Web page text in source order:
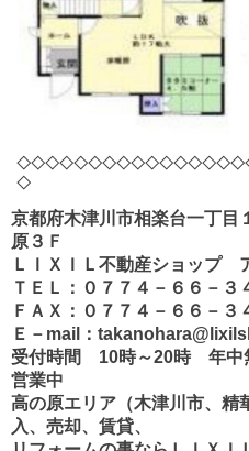
◇
京都府木津川市相楽台一丁目
原３Ｆ
ＬＩＸＩＬ不動産ショップ
ＴＥＬ：０７７４－６６－３
ＦＡＸ：０７７４－６６－３
Ｅ－mail：
受付時間 10時～20時 年中
営業中
高の原エリア（木津川市、精
入、売却、賃貸、